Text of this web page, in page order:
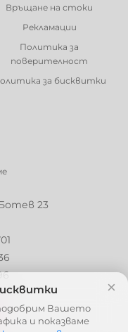
Връщане на стоки
Рекламации
Политика за
поверителност
за бисквитки
23
×
Вашето
и показваме